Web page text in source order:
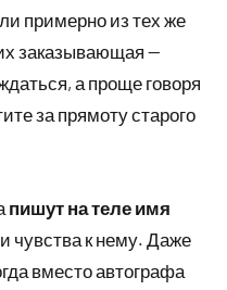
примерно из тех же
заказывающая —
а проще говоря
за прямоту старого
пишут на теле имя
чувства к нему. Даже
вместо автографа